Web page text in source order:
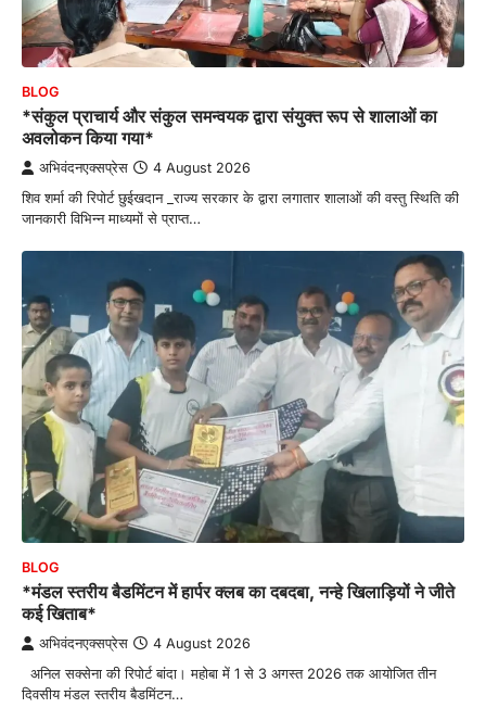
BLOG
*संकुल प्राचार्य और संकुल समन्वयक द्वारा संयुक्त रूप से शालाओं का
अवलोकन किया गया*
अभिवंदनएक्सप्रेस 4 August 2026
शिव शर्मा की रिपोर्ट छुईखदान _राज्य सरकार के द्वारा लगातार शालाओं की वस्तु स्थिति की
जानकारी विभिन्न माध्यमों से प्राप्त…
BLOG
*मंडल स्तरीय बैडमिंटन में हार्पर क्लब का दबदबा, नन्हे खिलाड़ियों ने जीते
कई खिताब*
अभिवंदनएक्सप्रेस 4 August 2026
अनिल सक्सेना की रिपोर्ट बांदा। महोबा में 1 से 3 अगस्त 2026 तक आयोजित तीन
दिवसीय मंडल स्तरीय बैडमिंटन…